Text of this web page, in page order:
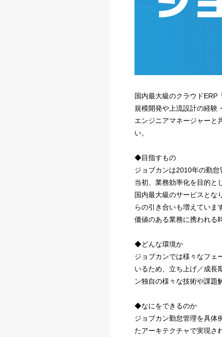
国内最大級のクラウドERP
規模開発や上流設計の経験
エンジニアマネージャーと
い。
◆目指すもの
ジョブカンは2010年の勤怠
当初、業務効率化を目的と
国内最大級のサービスとな
らの引き合いも増えていま
価値のある業務に携われる
◆どんな環境か
ジョブカンでは様々なフェ
いるため、立ち上げ／成長
ン独自の様々な技術や課題
◆なにをできるのか
ジョブカン勤怠管理を具体
たアーキテクチャで実現さ